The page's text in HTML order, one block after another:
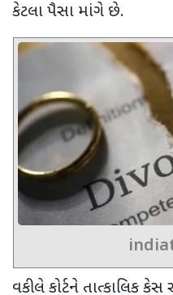
કેટલા પૈસા માંગે છે.
વકીલે કોર્ટને તાત્કાલિક